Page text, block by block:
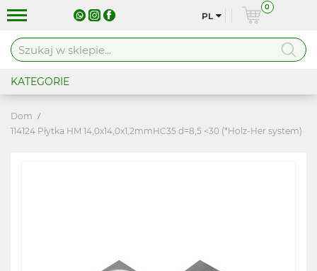
PL
0
KATEGORIE
Dom
114124 Płytka HM 14,0x14,0x1,2mmHC35 d=8,5 <30 (*Holz-Her system)